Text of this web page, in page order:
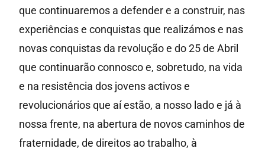
que continuaremos a defender e a construir, nas
experiências e conquistas que realizámos e nas
novas conquistas da revolução e do 25 de Abril
que continuarão connosco e, sobretudo, na vida
e na resistência dos jovens activos e
revolucionários que aí estão, a nosso lado e já à
nossa frente, na abertura de novos caminhos de
fraternidade, de direitos ao trabalho, à